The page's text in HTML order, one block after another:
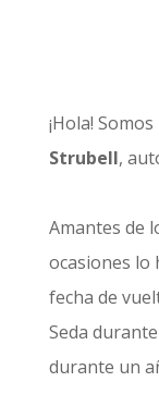
¡Hola! Somos
Strubell,
Amantes de
ocasiones lo
fecha de
Seda
durante un